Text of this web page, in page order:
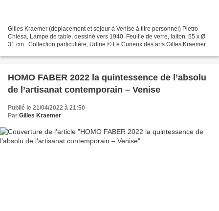
Gilles Kraemer (déplacement et séjour à Venise à titre personnel) Pietro
Chiesa, Lampe de table, dessiné vers 1940. Feuille de verre, laiton. 55 x Ø
31 cm.. Collection particulière, Udine © Le Curieux des arts Gilles Kraemer,
HOMO FABER 2022 la quintessence de l’absolu
de l’artisanat contemporain – Venise
Publié le 21/04/2022 à 21:50
Par Gilles Kraemer